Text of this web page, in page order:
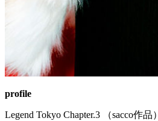
profile
Legend Tokyo Chapter.3 （sacco作品）